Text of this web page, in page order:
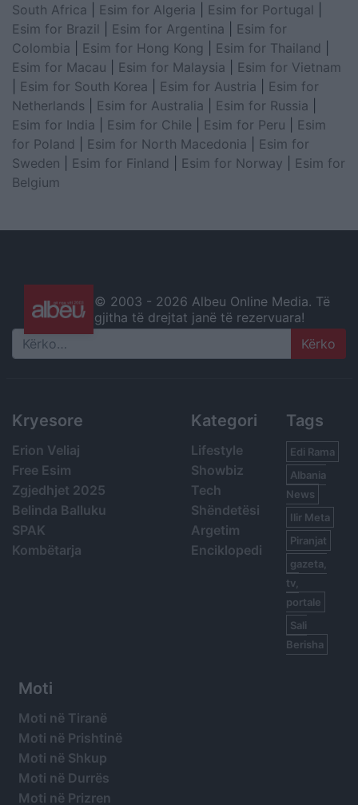
South Africa
Esim for Algeria Esim for Portugal
Esim for Brazil
Esim for Argentina
Esim for
Colombia
Esim for Hong Kong Esim for Thailand
Esim for Macau
Esim for Malaysia
Esim for Vietnam
Esim for South Korea Esim for Austria
Esim for
Netherlands
Esim for Australia Esim for Russia
Esim for India
Esim for Chile Esim for Peru
Esim
for Poland
Esim for North Macedonia
Esim for
Sweden
Esim for Finland Esim for Norway
Esim for
Belgium
© 2003 - 2026 Albeu Online Media. Të
gjitha të drejtat janë të rezervuara!
Search
Kryesore
Erion Veliaj
Free Esim
Zgjedhjet 2025
Belinda Balluku
SPAK
Kombëtarja
Kategori
Lifestyle
Showbiz
Tech
Shëndetësi
Argetim
Enciklopedi
Tags
Edi Rama
Albania
News
Ilir Meta
Piranjat
gazeta,
tv,
portale
Sali
Berisha
Moti
Moti në Tiranë
Moti në Prishtinë
Moti në Shkup
Moti në Durrës
Moti në Prizren